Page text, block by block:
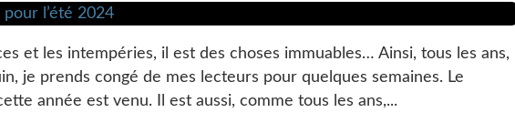
et les intempéries, il est des choses immuables… Ainsi, tous les ans,
je prends congé de mes lecteurs pour quelques semaines. Le
année est venu. Il est aussi, comme tous les ans,...